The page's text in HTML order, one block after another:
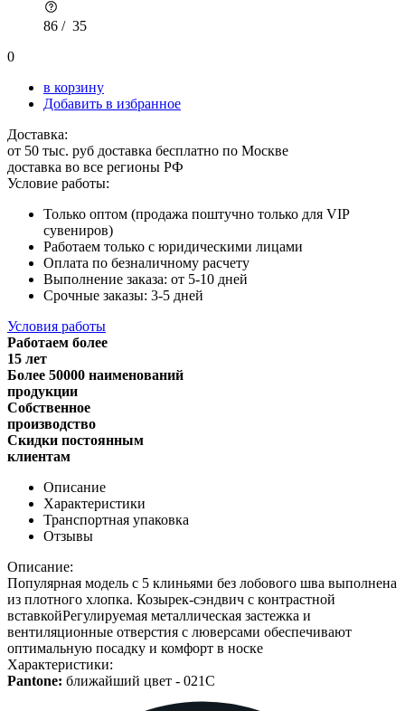
86 / 35
0
в корзину
Добавить в избранное
Доставка:
от 50 тыс. руб доставка бесплатно по Москве
доставка во все регионы РФ
Условие работы:
Только оптом (продажа поштучно только для VIP
сувениров)
Работаем только с юридическими лицами
Оплата по безналичному расчету
Выполнение заказа: от 5-10 дней
Срочные заказы: 3-5 дней
Условия работы
Работаем более
15 лет
Более 50000 наименований
продукции
Собственное
производство
Скидки постоянным
клиентам
Описание
Характеристики
Транспортная упаковка
Отзывы
Описание:
Популярная модель с 5 клиньями без лобового шва выполнена
из плотного хлопка. Козырек-сэндвич с контрастной
вставкойРегулируемая металлическая застежка и
вентиляционные отверстия с люверсами обеспечивают
оптимальную посадку и комфорт в носке
Характеристики:
Pantone: ближайший цвет - 021C